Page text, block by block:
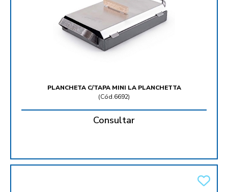
PLANCHETA C/TAPA MINI LA PLANCHETTA
(Cód.6692)
Consultar